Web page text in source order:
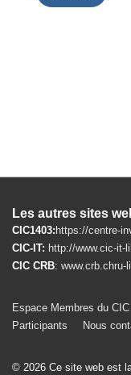
Les autres sites
CIC1403: https://centre-
CIC-IT: http://www.cic-it-
CIC CRB: www.crb.chru-
Menu
bas
Espace Membres du CIC
Participants
Nous
© 2026 Ce site web est